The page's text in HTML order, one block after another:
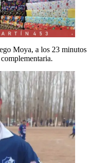
Moya, a los 23 minutos